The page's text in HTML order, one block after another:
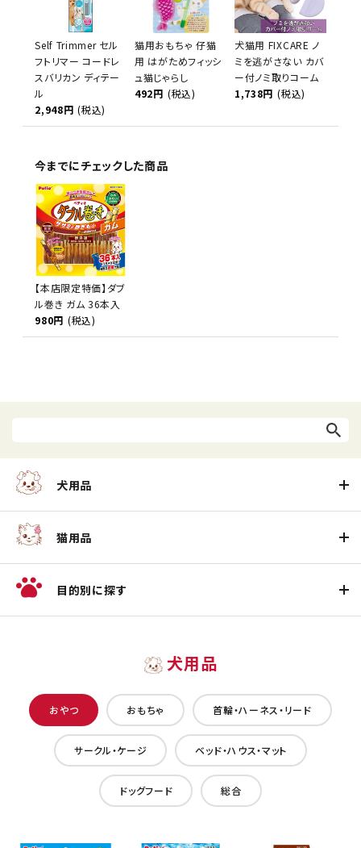
Self Trimmer セル
フトリマー コードレ
スバリカン ディテー
ル
2,948円 (税込)
猫用おもちゃ 仔猫
用 はがためフィッシ
ュ猫じゃらし
492円 (税込)
犬猫用 FIXCARE ノ
ミを逃がさない カバ
ー付ノミ取りコーム
1,738円 (税込)
今までにチェックした商品
【本店限定特価】ダブ
ル巻き ガム 36本入
980円 (税込)
犬用品
猫用品
目的別に探す
犬用品
おやつ おもちゃ 首輪・ハーネス・リード
サークル・ケージ ベッド・ハウス・マット
ドッグフード 総合